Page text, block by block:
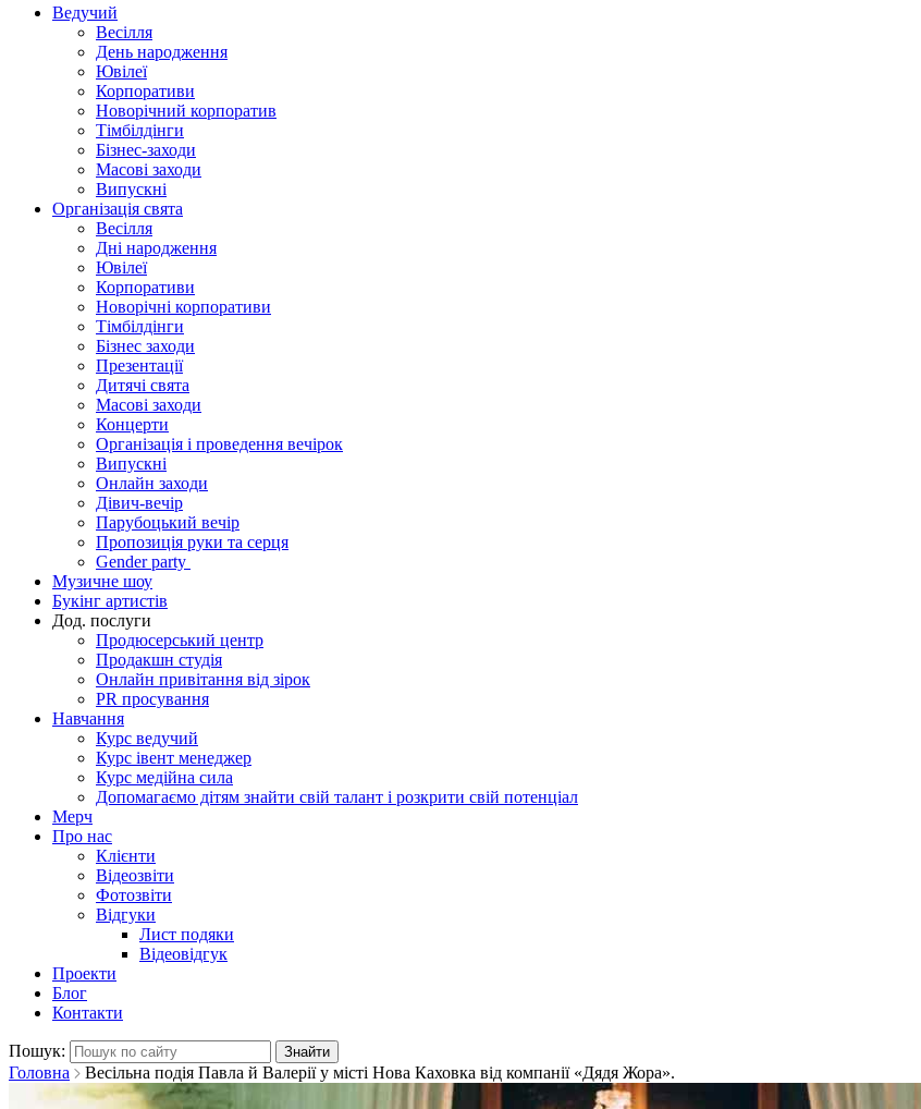
Ведучий
Весілля
День народження
Ювілеї
Корпоративи
Новорічний корпоратив
Тімбілдінги
Бізнес-заходи
Масові заходи
Випускні
Організація свята
Весілля
Дні народження
Ювілеї
Корпоративи
Новорічні корпоративи
Тімбілдінги
Бізнес заходи
Презентації
Дитячі свята
Масові заходи
Концерти
Організація і проведення вечірок
Випускні
Онлайн заходи
Дівич-вечір
Парубоцький вечір
Пропозиція руки та серця
Gender party
Музичне шоу
Букінг артистів
Дод. послуги
Продюсерський центр
Продакшн студія
Онлайн привітання від зірок
PR просування
Навчання
Курс ведучий
Курс івент менеджер
Курс медійна сила
Допомагаємо дітям знайти свій талант і розкрити свій потенціал
Мерч
Про нас
Клієнти
Відеозвіти
Фотозвіти
Відгуки
Лист подяки
Відеовідгук
Проекти
Блог
Контакти
Пошук:
Головна
Весільна подія Павла й Валерії у місті Нова Каховка від компанії «Дядя Жора».